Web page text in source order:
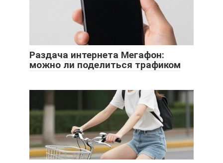
Раздача интернета Мегафон:
можно ли поделиться трафиком